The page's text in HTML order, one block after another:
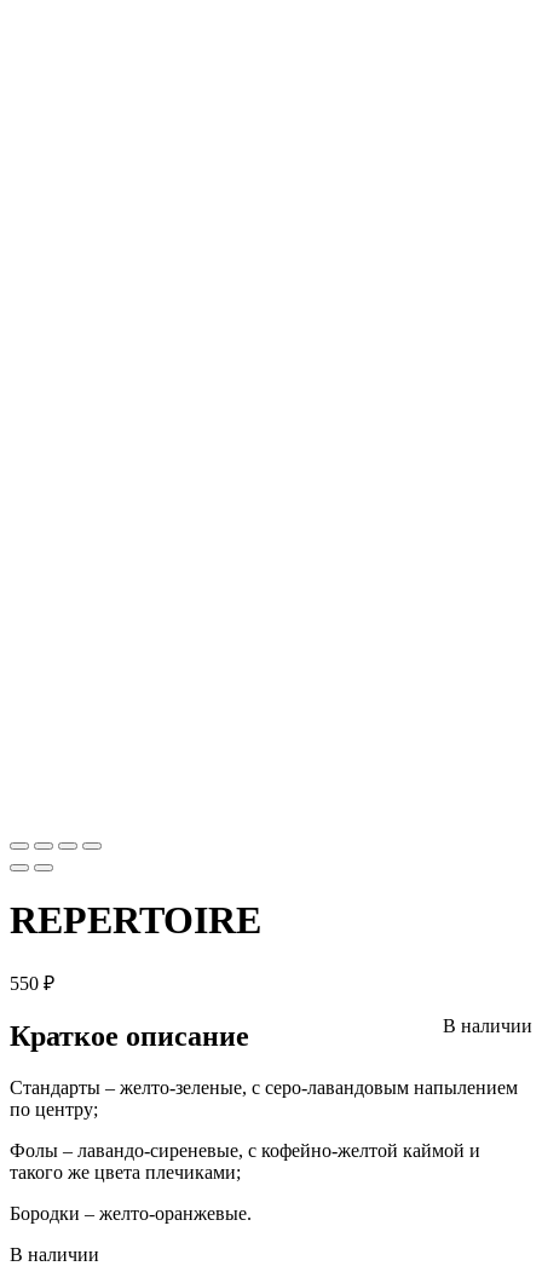
REPERTOIRE
550 ₽
В наличии
Краткое описание
Стандарты – желто-зеленые, с серо-лавандовым напылением
по центру;
Фолы – лавандо-сиреневые, с кофейно-желтой каймой и
такого же цвета плечиками;
Бородки – желто-оранжевые.
В наличии